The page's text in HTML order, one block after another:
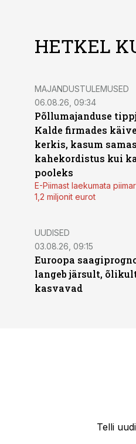
HETKEL
MAJANDUSTULEMUSED
06.08.26, 09:34
Põllumajanduse
Kalde firmades
kerkis, kasum
kahekordistus kui
pooleks
E-Piimast laekumata
1,2 miljonit eurot
UUDISED
03.08.26, 09:15
Euroopa
langeb järsult,
kasvavad
Telli